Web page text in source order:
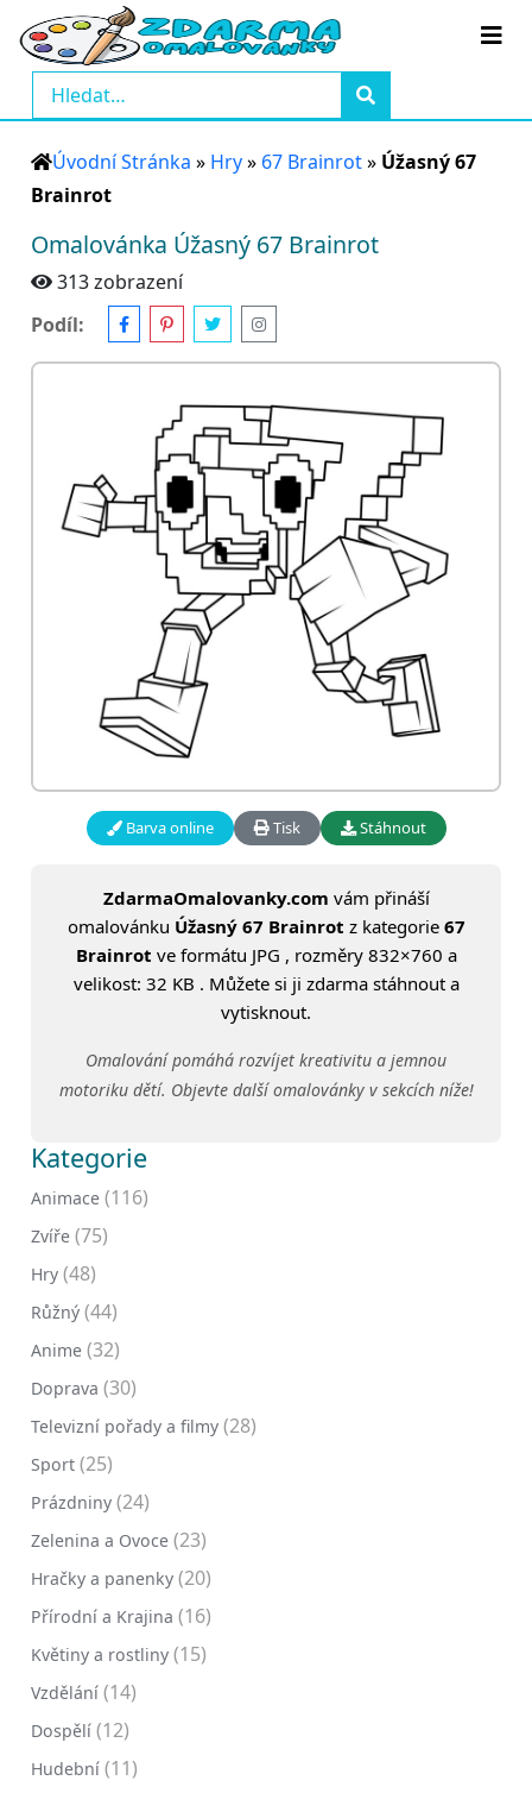
Úvodní Stránka » Hry» 67 Brainrot» Úžasný 67
Brainrot
Omalovánka Úžasný 67 Brainrot
313 zobrazení
Podíl:
Barva online Tisk Stáhnout
ZdarmaOmalovanky.com vám přináší
omalovánku Úžasný 67 Brainrot z kategorie 67
Brainrot ve formátu JPG , rozměry 832×760 a
velikost: 32 KB . Můžete si ji zdarma stáhnout a
vytisknout.
Omalování pomáhá rozvíjet kreativitu a jemnou
motoriku dětí. Objevte další omalovánky v sekcích níže!
Kategorie
Animace (116)
Zvíře (75)
Hry (48)
Růžný (44)
Anime (32)
Doprava (30)
Televizní pořady a filmy (28)
Sport (25)
Prázdniny (24)
Zelenina a Ovoce (23)
Hračky a panenky (20)
Přírodní a Krajina (16)
Květiny a rostliny (15)
Vzdělání (14)
Dospělí (12)
Hudební (11)